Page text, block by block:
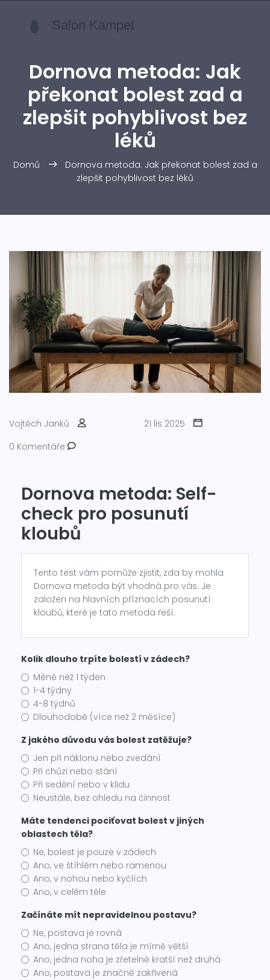
Dornova metoda: Jak
překonat bolest zad a
zlepšit pohyblivost bez
léků
Domů
Dornova metoda: Jak překonat bolest zad a
zlepšit pohyblivost bez léků
Vojtěch Janků
21 lis 2025
0 Komentáře
Dornova metoda: Self-
check pro posunutí
kloubů
Tento test vám pomůže zjistit, zda by mohla
Dornova metoda být vhodná pro vás. Je
založen na hlavních příznacích posunutí
kloubů, které je tato metoda řeší.
Kolik dlouho trpíte bolestí v zádech?
Méně než 1 týden
1-4 týdny
4-8 týdnů
Dlouhodobě (více než 2 měsíce)
Z jakého důvodu vás bolest zatěžuje?
Jen při náklonu nebo zvedání
Při chůzi nebo stání
Při sedění nebo v klidu
Neustále, bez ohledu na činnost
Máte tendenci pociťovat bolest v jiných
oblastech těla?
Ne, bolest je pouze v zádech
Ano, ve štíhlém nebo ramenou
Ano, v nohou nebo kyčlích
Ano, v celém těle
Začínáte mít nepravidelnou postavu?
Ne, postava je rovná
Ano, jedna strana těla je mírně větší
Ano, jedna noha je zřetelně kratší než druhá
Ano, postava je značně zakřivená